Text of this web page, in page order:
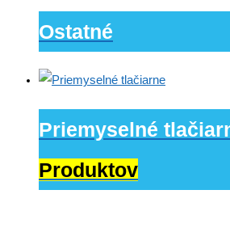
Ostatné
Priemyselné
Produktov